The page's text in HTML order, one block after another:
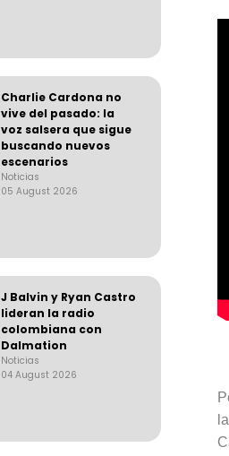
Charlie Cardona no
vive del pasado: la
voz salsera que sigue
buscando nuevos
escenarios
Noticias
05 August 2026
J Balvin y Ryan Castro
lideran la radio
colombiana con
Dalmation
Noticias
04 August 2026